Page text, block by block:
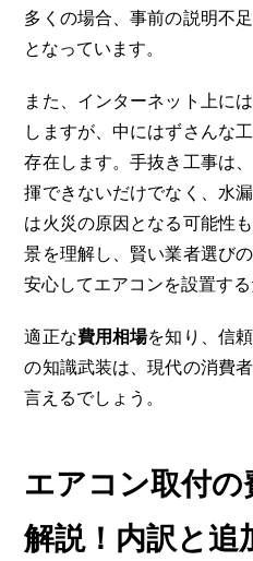
多くの場合、事前の説明不
となっています。
また、インターネット上に
しますが、中にはずさんな
存在します。手抜き工事は、
揮できないだけでなく、水
は火災の原因となる可能性
景を理解し、賢い業者選び
安心してエアコンを設置す
適正な費用相場を知り、信
の知識武装は、現代の消費
言えるでしょう。
エアコン取付
解説！内訳と追